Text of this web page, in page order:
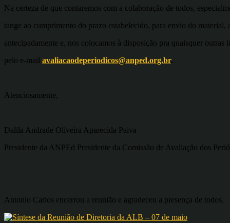
Na certeza de que contaremos com a colaboração de todos,
tange ao cumprimento do prazo estabelecido, para envio do material,
antecipadamente e, nos colocamos à disposição pra quaisquer outras
pelo e-mail avaliacaodeperiodicos@anped.org.br.
Atenciosamente,
Dalila Andrade Oliveira Aparecida Paiva
Presidente da ANPEd Presidente da Comissão de Avaliação dos
Antonio Carlos encerrou a reunião e agradeceu a presença de todos.